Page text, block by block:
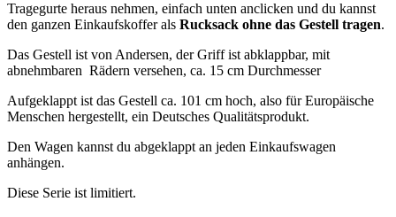
Tragegurte heraus nehmen, einfach unten anclicken und du kannst
den ganzen Einkaufskoffer als Rucksack ohne das Gestell tragen.
Das Gestell ist von Andersen, der Griff ist abklappbar, mit
abnehmbaren Rädern versehen, ca. 15 cm Durchmesser
Aufgeklappt ist das Gestell ca. 101 cm hoch, also für Europäische
Menschen hergestellt, ein Deutsches Qualitätsprodukt.
Den Wagen kannst du abgeklappt an jeden Einkaufswagen
anhängen.
Diese Serie ist limitiert.